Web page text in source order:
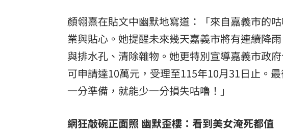
顏翎熹在貼文中幽默地寫道：「來自嘉義市的
業與貼心。她提醒未來幾天嘉義市將有連續降
與排水孔、清除雜物。她更特別宣導嘉義市政
可申請達10萬元，受理至115年10月31日止。
一分準備，就能少一分損失咕嚕！」
網狂敲碗正面照 幽默歪樓：看到美女淹死都值